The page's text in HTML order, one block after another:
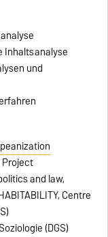
Inhaltsanalyse
und
and law,
Centre
(DGS)